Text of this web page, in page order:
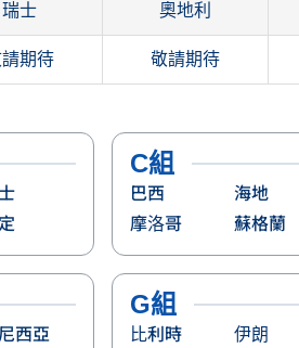
瑞士 奧地利
期待 敬請期待
C組
巴西
摩洛哥
海地
蘇格蘭
西亞
G組
比利時
伊朗